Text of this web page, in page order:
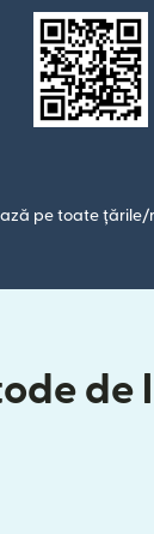
pe toate
de